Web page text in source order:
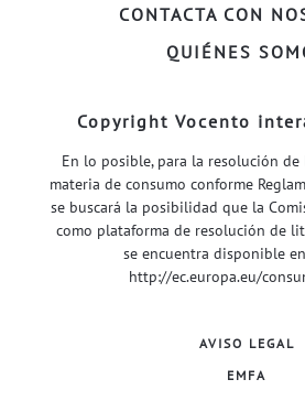
CONTACTA CON
QUIÉNES
Copyright Vocento
En lo posible, para la resolución
materia de consumo conforme
se buscará la posibilidad que la
como plataforma de resolución de
se encuentra disponible
http://ec.europa.eu/
AVISO LEGAL
EMFA